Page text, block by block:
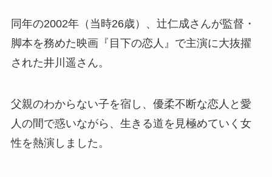
同年の2002年（当時26歳）、辻仁成さんが監督・
脚本を務めた映画『目下の恋人』で主演に大抜擢
された井川遥さん。
父親のわからない子を宿し、優柔不断な恋人と愛
人の間で惑いながら、生きる道を見極めていく女
性を熱演しました。